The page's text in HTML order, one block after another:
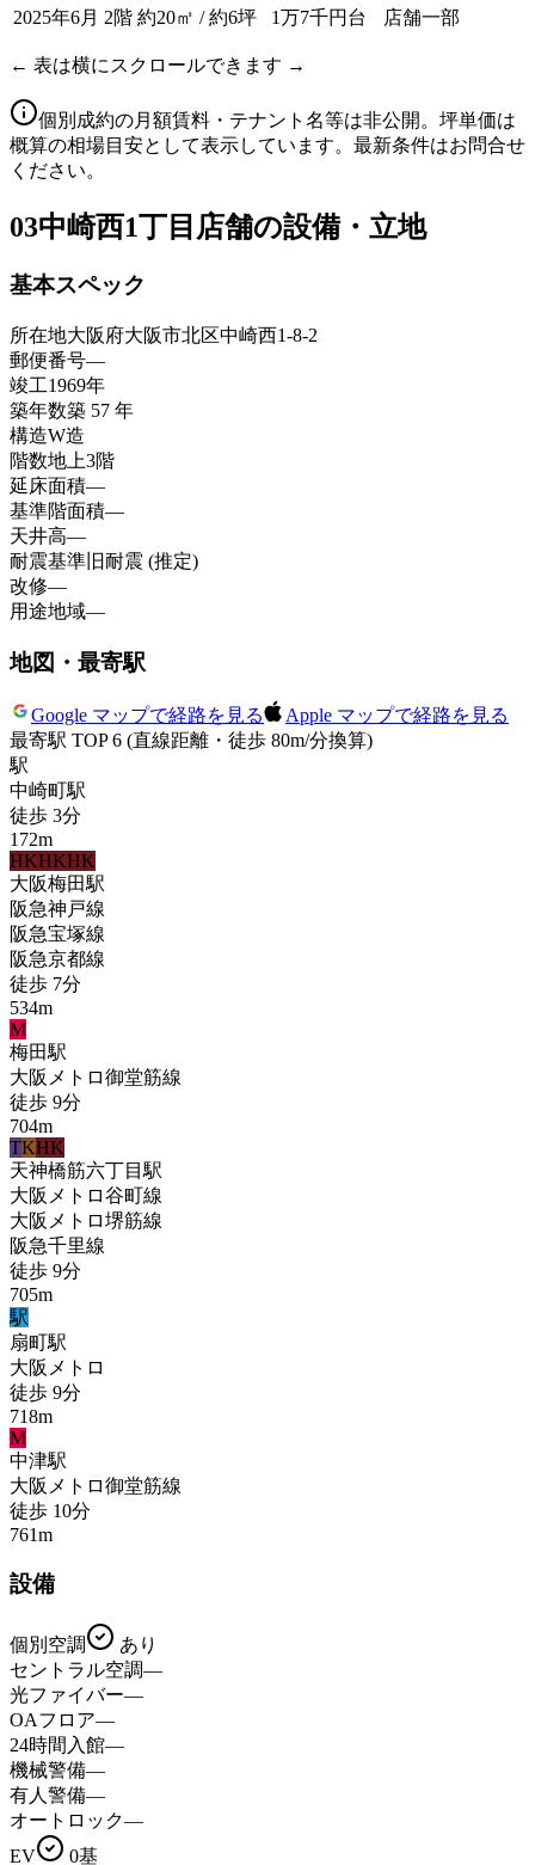
2025年6月 2階 約20㎡ / 約6坪 1万7千円台 店舗一部
← 表は横にスクロールできます →
個別成約の月額賃料・テナント名等は非公開。坪単価は
概算の相場目安として表示しています。最新条件はお問合せ
ください。
03中崎西1丁目店舗の設備・立地
基本スペック
所在地大阪府大阪市北区中崎西1-8-2
郵便番号—
竣工1969年
築年数築 57 年
構造W造
階数地上3階
延床面積—
基準階面積—
天井高—
耐震基準 旧耐震 (推定)
改修—
用途地域—
地図・最寄駅
Google マップで経路を見る
Apple マップで経路を見る
最寄駅 TOP 6 (直線距離・徒歩 80m/分換算)
駅
中崎町駅
徒歩 3分
172m
HKHKHK
大阪梅田駅
阪急神戸線
阪急宝塚線
阪急京都線
徒歩 7分
534m
M
梅田駅
大阪メトロ御堂筋線
徒歩 9分
704m
TKHK
天神橋筋六丁目 駅
大阪メトロ谷町線
大阪メトロ堺筋線
阪急千里線
徒歩 9分
705m
駅
扇町駅
大阪メトロ
徒歩 9分
718m
M
中津駅
大阪メトロ御堂筋線
徒歩 10分
761m
設備
個別空調
あり
セントラル空調—
光ファイバー—
OAフロア—
24時間入館—
機械警備—
有人警備—
オートロック—
EV
0基